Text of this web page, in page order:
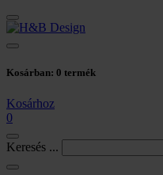
Kosárban: 0 termék
Kosárhoz
0
Keresés ...